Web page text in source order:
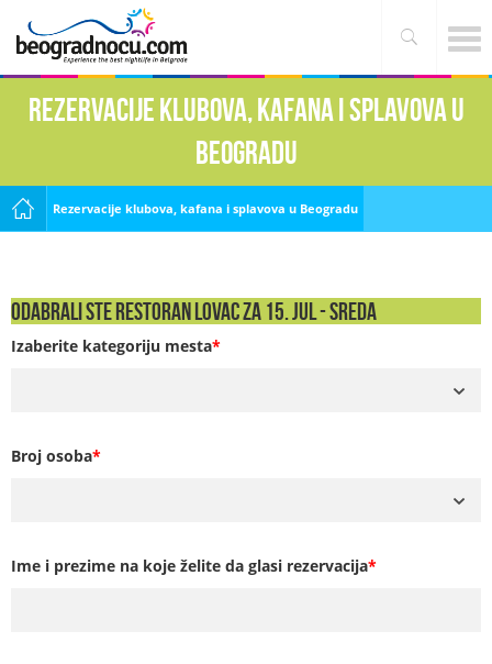
Rezervacije klubova, kafana i splavova u
Beogradu
Rezervacije klubova, kafana i splavova u Beogradu
Odabrali ste Restoran Lovac za 15. Jul - SREDA
Izaberite kategoriju mesta*
Broj osoba*
Ime i prezime na koje želite da glasi rezervacija*